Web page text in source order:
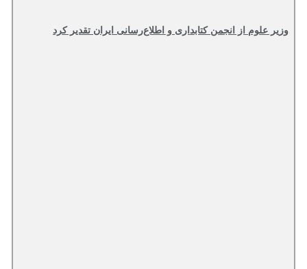
وزیر علوم از انجمن کتابداری و اطلاع‌رسانی ایران تقدیر کرد